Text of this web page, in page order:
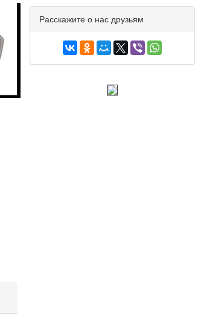
Расскажите о нас друзьям